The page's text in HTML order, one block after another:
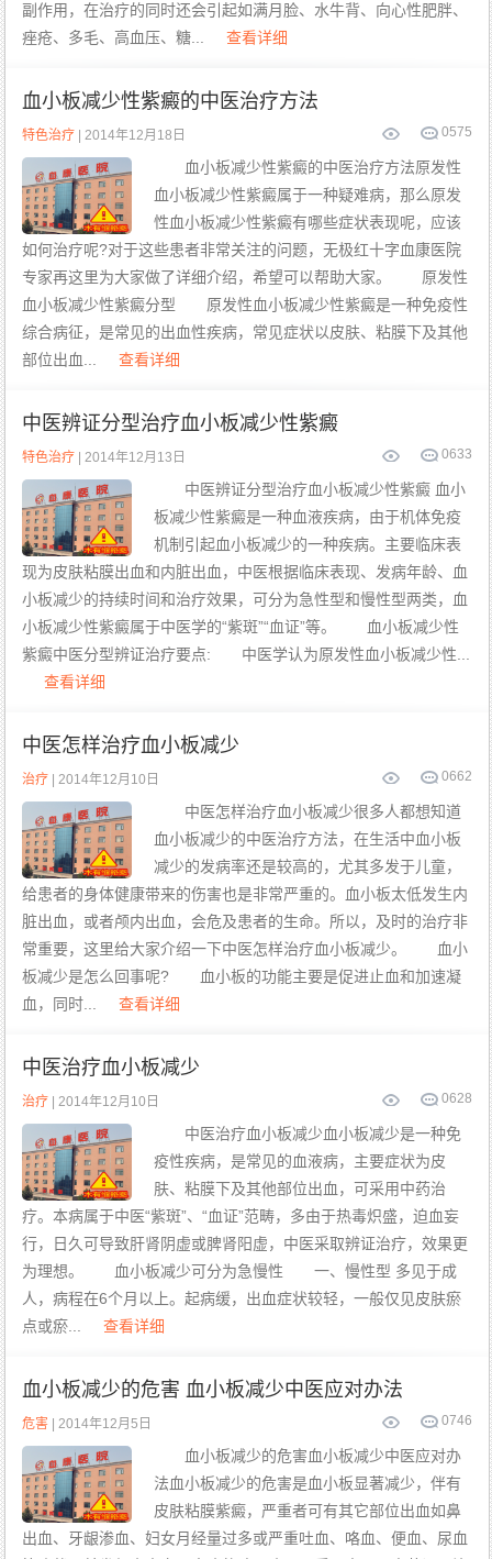
副作用，在治疗的同时还会引起如满月脸、水牛背、向心性肥胖、
痤疮、多毛、高血压、糖...
查看详细
血小板减少性紫癜的中医治疗方法
575
0
特色治疗 | 2014年12月18日
血小板减少性紫癜的中医治疗方法原发性
血小板减少性紫癜属于一种疑难病，那么原发
性血小板减少性紫癜有哪些症状表现呢，应该
如何治疗呢?对于这些患者非常关注的问题，无极红十字血康医院
专家再这里为大家做了详细介绍，希望可以帮助大家。 原发性
血小板减少性紫癜分型 原发性血小板减少性紫癜是一种免疫性
综合病征，是常见的出血性疾病，常见症状以皮肤、粘膜下及其他
部位出血...
查看详细
中医辨证分型治疗血小板减少性紫癜
633
0
特色治疗 | 2014年12月13日
中医辨证分型治疗血小板减少性紫癜 血小
板减少性紫癜是一种血液疾病，由于机体免疫
机制引起血小板减少的一种疾病。主要临床表
现为皮肤粘膜出血和内脏出血，中医根据临床表现、发病年龄、血
小板减少的持续时间和治疗效果，可分为急性型和慢性型两类，血
小板减少性紫癜属于中医学的“紫斑”“血证”等。 血小板减少性
紫癜中医分型辨证治疗要点: 中医学认为原发性血小板减少性...
查看详细
中医怎样治疗血小板减少
662
0
治疗 | 2014年12月10日
中医怎样治疗血小板减少很多人都想知道
血小板减少的中医治疗方法，在生活中血小板
减少的发病率还是较高的，尤其多发于儿童，
给患者的身体健康带来的伤害也是非常严重的。血小板太低发生内
脏出血，或者颅内出血，会危及患者的生命。所以，及时的治疗非
常重要，这里给大家介绍一下中医怎样治疗血小板减少。 血小
板减少是怎么回事呢? 血小板的功能主要是促进止血和加速凝
血，同时...
查看详细
中医治疗血小板减少
628
0
治疗 | 2014年12月10日
中医治疗血小板减少血小板减少是一种免
疫性疾病，是常见的血液病，主要症状为皮
肤、粘膜下及其他部位出血，可采用中药治
疗。本病属于中医“紫斑”、“血证”范畴，多由于热毒炽盛，迫血妄
行，日久可导致肝肾阴虚或脾肾阳虚，中医采取辨证治疗，效果更
为理想。 血小板减少可分为急慢性 一、慢性型 多见于成
人，病程在6个月以上。起病缓，出血症状较轻，一般仅见皮肤瘀
点或瘀...
查看详细
血小板减少的危害 血小板减少中医应对办法
746
0
危害 | 2014年12月5日
血小板减少的危害血小板减少中医应对办
法血小板减少的危害是血小板显著减少，伴有
皮肤粘膜紫癜，严重者可有其它部位出血如鼻
出血、牙龈渗血、妇女月经量过多或严重吐血、咯血、便血、尿血